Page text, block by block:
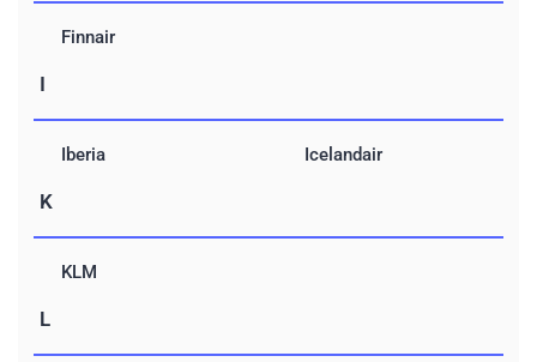
Finnair
I
Iberia Icelandair
K
KLM
L